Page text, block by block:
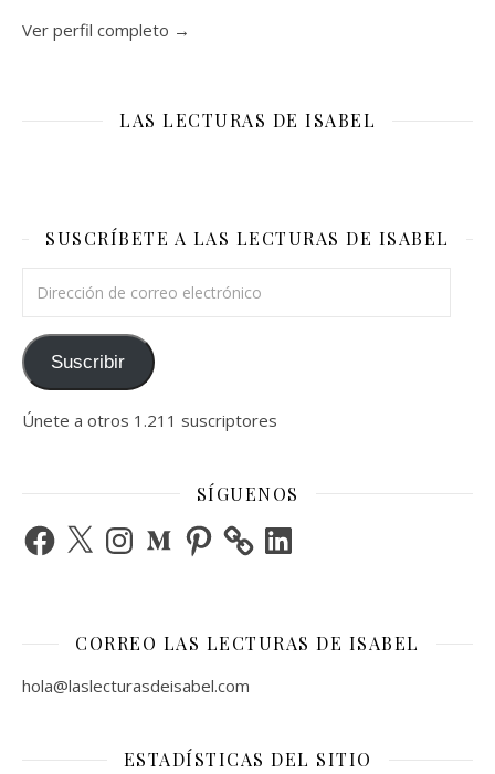
Ver perfil completo →
LAS LECTURAS DE ISABEL
SUSCRÍBETE A LAS LECTURAS DE ISABEL
Suscribir
Únete a otros 1.211 suscriptores
SÍGUENOS
Facebook
X InstagramMediumPinterest LinkedIn
CORREO LAS LECTURAS DE ISABEL
hola@laslecturasdeisabel.com
ESTADÍSTICAS DEL SITIO